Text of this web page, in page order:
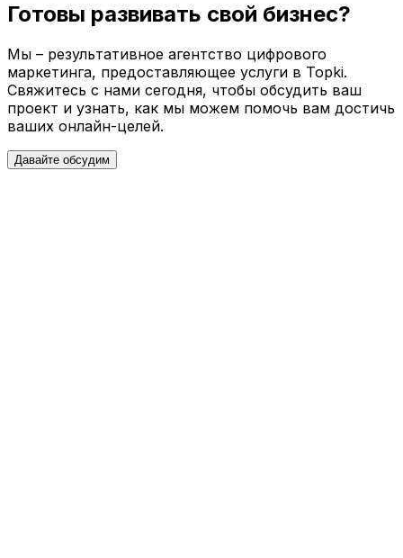
Готовы развивать свой бизнес?
Мы – результативное агентство цифрового
маркетинга, предоставляющее услуги в Topki.
Свяжитесь с нами сегодня, чтобы обсудить ваш
проект и узнать, как мы можем помочь вам достичь
ваших онлайн-целей.
Давайте обсудим